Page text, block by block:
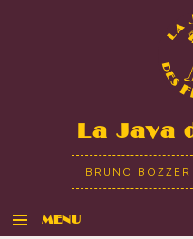
La Java
BRUNO
MENU